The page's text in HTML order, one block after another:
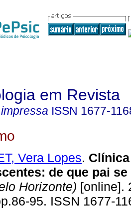
em Revista
ISSN 1677-
Vera Lopes.
: de que pai
Horizonte) [online].
95. ISSN 1677-